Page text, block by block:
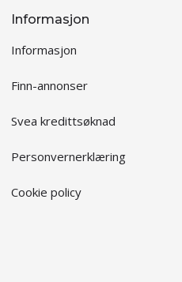
Informasjon
Informasjon
Finn-annonser
Svea kredittsøknad
Personvernerklæring
Cookie policy